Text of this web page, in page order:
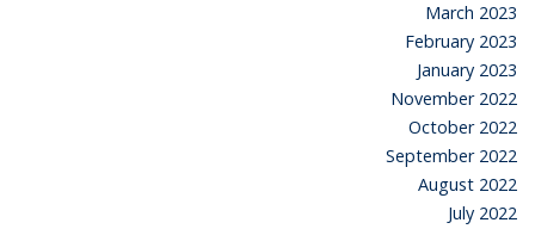
March 2023
February 2023
January 2023
November 2022
October 2022
September 2022
August 2022
July 2022